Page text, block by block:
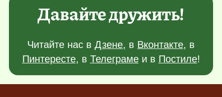
Давайте дружить!
Читайте нас в Дзене, в Вконтакте, в
Пинтересте, в Телеграмеи в Постиле!